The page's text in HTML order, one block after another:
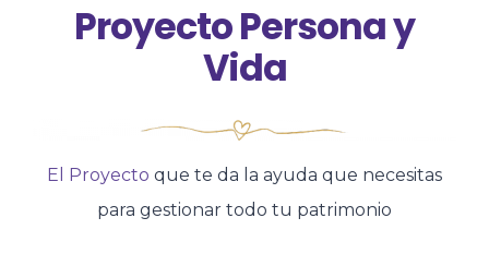
Proyecto Persona y
Vida
El Proyecto que te da la ayuda que necesitas
para gestionar todo tu patrimonio